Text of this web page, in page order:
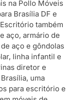
na Pollo Móveis
Brasília DF e
também
aço, armário de
aço e gôndolas
linha infantil e
diretor e
uma
para escritório e